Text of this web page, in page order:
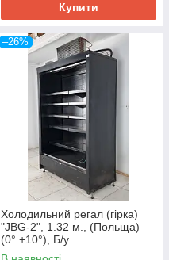
Купити
–26%
Холодильний регал (гірка)
"JBG-2", 1.32 м., (Польща)
(0° +10°), Б/у